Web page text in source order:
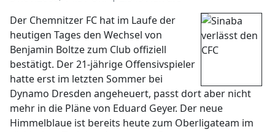
Der Chemnitzer FC hat im Laufe der
heutigen Tages den Wechsel von
Benjamin Boltze zum Club offiziell
bestätigt. Der 21-jährige Offensivspieler
hatte erst im letzten Sommer bei
Dynamo Dresden angeheuert, passt dort aber nicht
mehr in die Pläne von Eduard Geyer. Der neue
Himmelblaue ist bereits heute zum Oberligateam im